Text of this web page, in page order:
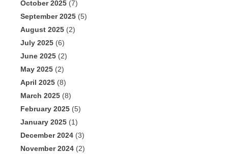
October 2025 (7)
September 2025 (5)
August 2025 (2)
July 2025 (6)
June 2025 (2)
May 2025 (2)
April 2025 (8)
March 2025 (8)
February 2025 (5)
January 2025 (1)
December 2024 (3)
November 2024 (2)